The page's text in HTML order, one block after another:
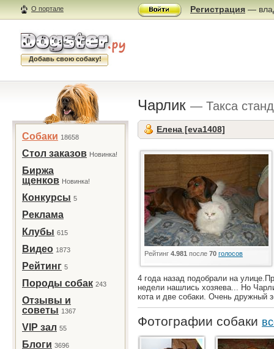
О портале Регистрация —
Добавь свою собаку!
Собаки 18658
Стол заказов Новинка!
Биржа
щенков Новинка!
Конкурсы 5
Реклама
Клубы 615
Видео 1873
Рейтинг 5
Породы собак 243
Отзывы и
советы 1367
VIP зал 55
Блоги 3696
Чарлик — Такса
Елена [eva1408]
Рейтинг 4.981 после 70 голосов
4 года назад подобрали на
недели нашлись хозяева... Но
кота и две собаки. Очень дружный
Фотографии собаки